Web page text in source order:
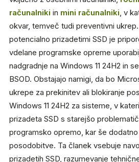
računalniki in mini računalniki, v
okvar, temveč tudi preventivni
potencialno prizadetimi SSD je
vdelane programske opreme
nadgradnje na Windows 11 24H2 in
BSOD. Obstajajo namigi, da bo
ukrepe za prekinitev ali blokiranje
Windows 11 24H2 za sisteme, v
prizadeta SSD s starejšo
programsko opremo, kar še
posodobitve. Ta članek vsebuje
prizadetih SSD, razumevanje